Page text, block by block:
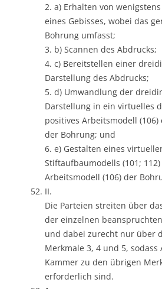
2. a) Erhalten von
eines Gebisses, wobei das
Bohrung umfasst;
3. b) Scannen des Abdrucks;
4. c) Bereitstellen einer
Darstellung des Abdrucks;
5. d) Umwandlung der
Darstellung in ein virtuelles
positives Arbeitsmodell (106)
der Bohrung; und
6. e) Gestalten eines
Stiftaufbaumodells (101;
Arbeitsmodell (106) der
II.
Die Parteien streiten über
der einzelnen
und dabei zurecht nur über
Merkmale 3, 4 und 5,
Kammer zu den übrigen
erforderlich sind.